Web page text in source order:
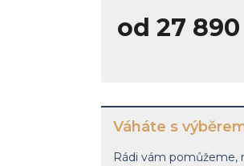
od 27
Váháte s
Rádi vám pomůžeme,